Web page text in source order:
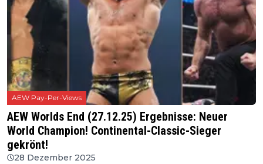
AEW Pay-Per-Views
AEW Worlds End (27.12.25) Ergebnisse: Neuer
World Champion! Continental-Classic-Sieger
gekrönt!
28 Dezember 2025